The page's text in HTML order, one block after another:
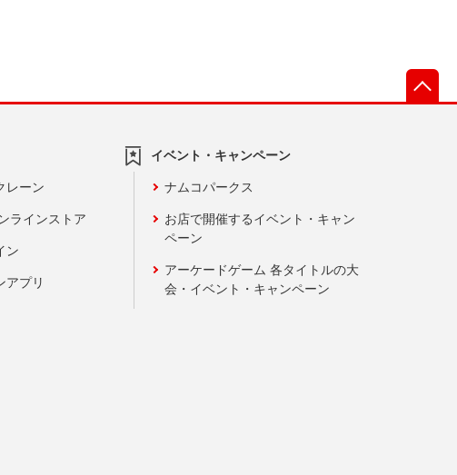
レーン
ラインストア
ン
アプリ
イベント・キャンペーン
ナムコパークス
お店で開催するイベント・キャン
ペーン
アーケードゲーム 各タイトルの大
会・イベント・キャンペーン